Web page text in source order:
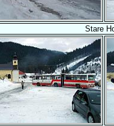
Stare